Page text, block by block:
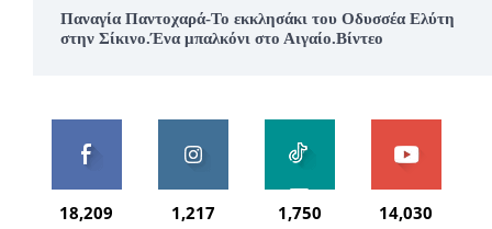
Παναγία Παντοχαρά-Το εκκλησάκι του Οδυσσέα Ελύτη
στην Σίκινο.Ένα μπαλκόνι στο Αιγαίο.Βίντεο
18,209 1,217 1,750 14,030